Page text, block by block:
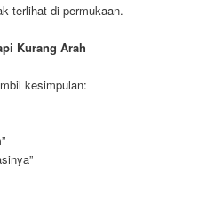
terlihat di permukaan.
Kurang Arah
kesimpulan: